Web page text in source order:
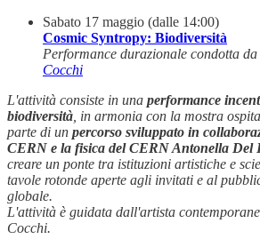
Sabato 17 maggio (dalle 14:00)
Cosmic Syntropy: Biodiversità
Performance durazionale condotta da
Cocchi
L'attività consiste in una performance
biodiversità , in armonia con la mostra
parte di un percorso sviluppato in
CERN e la fisica del CERN Antonella Del
creare un ponte tra istituzioni artistiche e
tavole rotonde aperte agli invitati e al
globale.
L'attività è guidata dall'artista
Cocchi.